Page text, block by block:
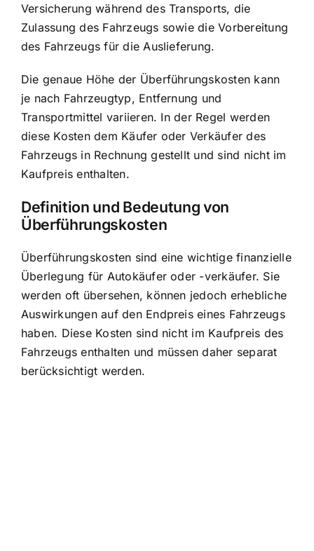
Versicherung während des Transports, die
Zulassung des Fahrzeugs sowie die Vorbereitung
des Fahrzeugs für die Auslieferung.
Die genaue Höhe der Überführungskosten kann
je nach Fahrzeugtyp, Entfernung und
Transportmittel variieren. In der Regel werden
diese Kosten dem Käufer oder Verkäufer des
Fahrzeugs in Rechnung gestellt und sind nicht im
Kaufpreis enthalten.
Definition und Bedeutung von
Überführungskosten
Überführungskosten sind eine wichtige finanzielle
Überlegung für Autokäufer oder -verkäufer. Sie
werden oft übersehen, können jedoch erhebliche
Auswirkungen auf den Endpreis eines Fahrzeugs
haben. Diese Kosten sind nicht im Kaufpreis des
Fahrzeugs enthalten und müssen daher separat
berücksichtigt werden.